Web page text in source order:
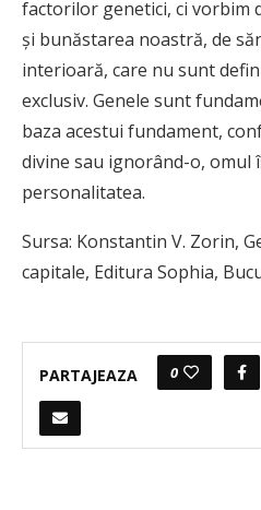
factorilor genetici, ci vorbim
şi bunăstarea noastră, de
interioară, care nu sunt
exclusiv. Genele sunt
baza acestui fundament,
divine sau ignorând-o, omul
personalitatea.
Sursa: Konstantin V. Zorin,
capitale, Editura Sophia,
PARTAJEAZA 0